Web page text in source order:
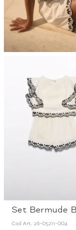
Set Bermude
Cod Art. 26-05211-004